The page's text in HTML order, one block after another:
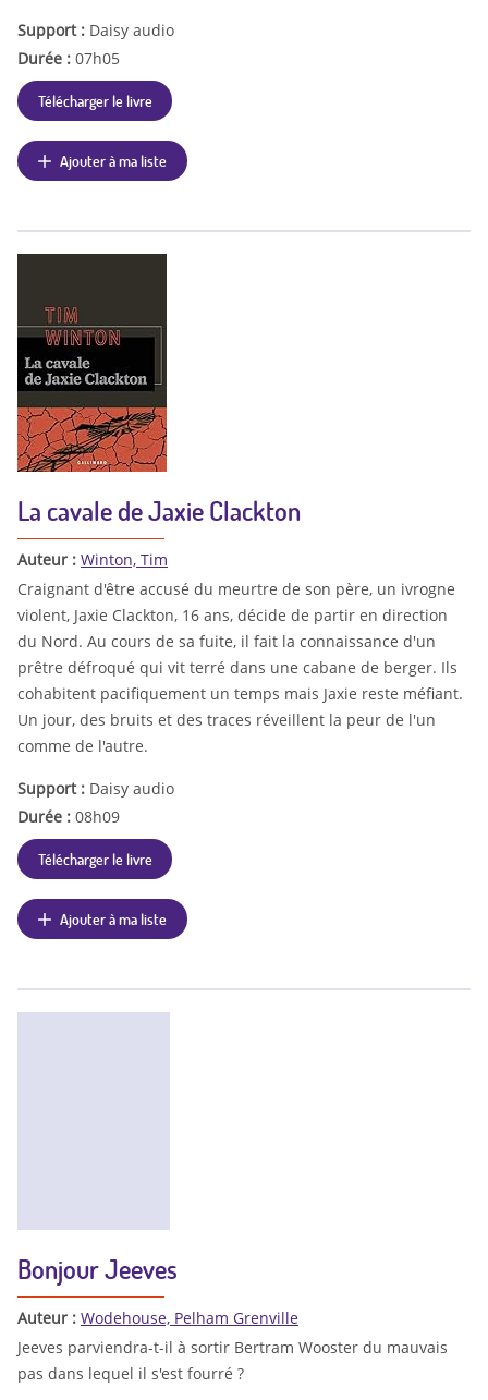
Support : Daisy audio
Durée : 07h05
Télécharger le livre
Ajouter à ma liste
La cavale de Jaxie Clackton
Auteur : Winton, Tim
Craignant d'être accusé du meurtre de son père, un ivrogne
violent, Jaxie Clackton, 16 ans, décide de partir en direction
du Nord. Au cours de sa fuite, il fait la connaissance d'un
prêtre défroqué qui vit terré dans une cabane de berger. Ils
cohabitent pacifiquement un temps mais Jaxie reste méfiant.
Un jour, des bruits et des traces réveillent la peur de l'un
comme de l'autre.
Support : Daisy audio
Durée : 08h09
Télécharger le livre
Ajouter à ma liste
Bonjour Jeeves
Auteur : Wodehouse, Pelham Grenville
Jeeves parviendra-t-il à sortir Bertram Wooster du mauvais
pas dans lequel il s'est fourré ?